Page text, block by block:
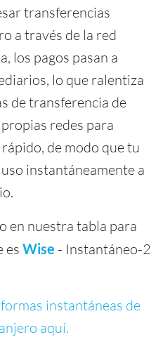
transferencias
a través de la red
los pagos pasan a
lo que ralentiza
de transferencia de
redes para
de modo que tu
instantáneamente a
en nuestra tabla para
es Wise - Instantáneo-2
instantáneas de
aquí.